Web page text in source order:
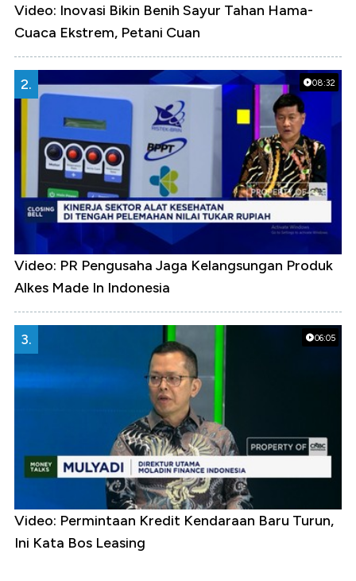
Video: Inovasi Bikin Benih Sayur Tahan Hama-
Cuaca Ekstrem, Petani Cuan
08:32
2.
Video: PR Pengusaha Jaga Kelangsungan Produk
Alkes Made In Indonesia
06:05
3.
Video: Permintaan Kredit Kendaraan Baru Turun,
Ini Kata Bos Leasing